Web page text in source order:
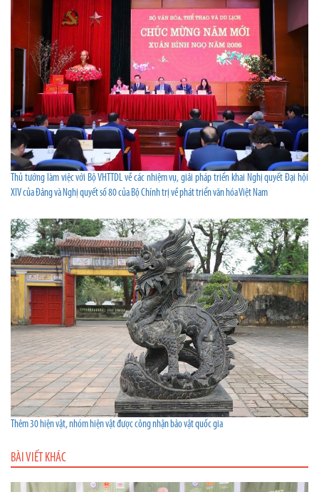
Thủ tướng làm việc với Bộ VHTTDL về các nhiệm vụ, giải pháp triển khai Nghị quyết Đại hội
XIV của Đảng và Nghị quyết số 80 của Bộ Chính trị về phát triển văn hóa Việt Nam
Thêm 30 hiện vật, nhóm hiện vật được công nhận bảo vật quốc gia
BÀI VIẾT KHÁC